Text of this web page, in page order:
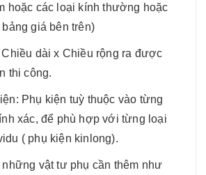
hoặc các loại kính thường hoặc
giá bên trên)
dài x Chiều rộng ra được
thi công.
Phụ kiện tuỳ thuộc vào từng
xác, để phù hợp với từng loại
( phụ kiện kinlong).
vật tư phụ cần thêm như